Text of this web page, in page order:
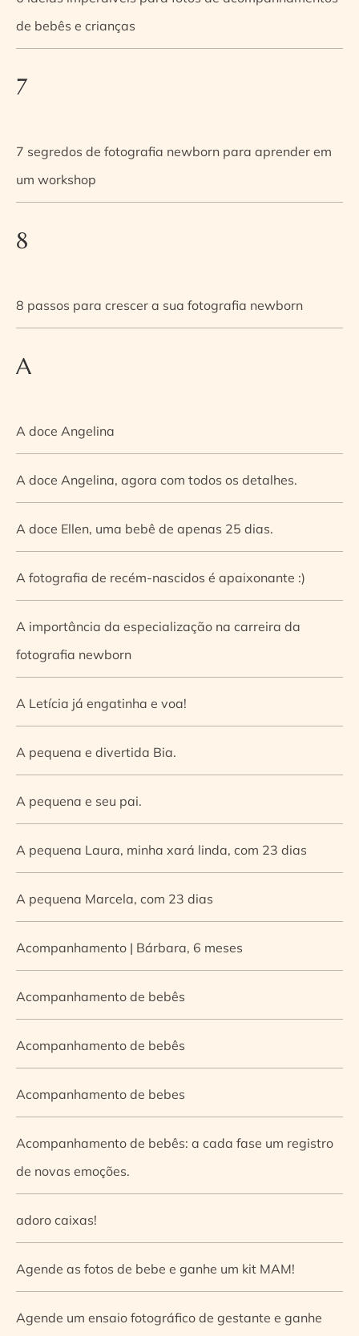
de bebês e crianças
7
7 segredos de fotografia newborn para aprender em
um workshop
8
8 passos para crescer a sua fotografia newborn
A
A doce Angelina
A doce Angelina, agora com todos os detalhes.
A doce Ellen, uma bebê de apenas 25 dias.
A fotografia de recém-nascidos é apaixonante :)
A importância da especialização na carreira da
fotografia newborn
A Letícia já engatinha e voa!
A pequena e divertida Bia.
A pequena e seu pai.
A pequena Laura, minha xará linda, com 23 dias
A pequena Marcela, com 23 dias
Acompanhamento | Bárbara, 6 meses
Acompanhamento de bebês
Acompanhamento de bebês
Acompanhamento de bebes
Acompanhamento de bebês: a cada fase um registro
de novas emoções.
adoro caixas!
Agende as fotos de bebe e ganhe um kit MAM!
Agende um ensaio fotográfico de gestante e ganhe